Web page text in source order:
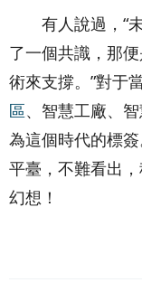
有人說過，“
了一個共識，那
術來支撐。”對于
區、智慧工廠、
為這個時代的標
平臺，不難看出
幻想！